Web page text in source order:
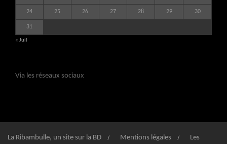
24 25 26 27 28 29 30
31
« Juil
Via les réseaux sociaux
La Ribambulle, un site sur la BD Mentions légales Les